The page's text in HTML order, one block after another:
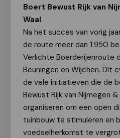
Boert Bewust Rijk van
Waal
Na het succes van vorig
de route meer dan 1.950
Verlichte Boerderijenroute
Beuningen en Wijchen. Dit
de vele initiatieven die de
Bewust Rijk van Nijmegen &
organiseren om een open
tuinbouw te stimuleren en
voedselherkomst te